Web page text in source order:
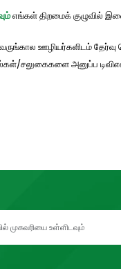
எங்கள் திறமைக் குழுவில்
ஊழியர்களிடம்
சலுகைகளை அனுப்ப